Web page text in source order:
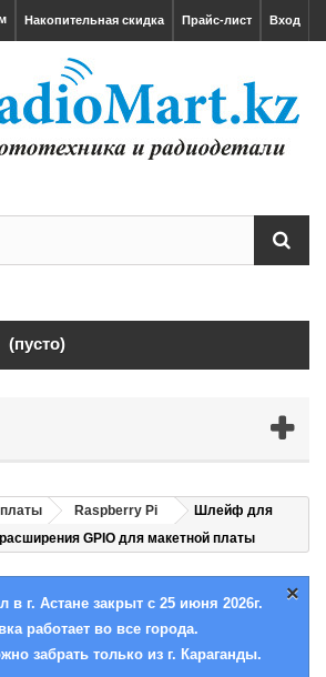
Вход
Прайс-лист
Накопительная скидка
(пусто)
Raspberry Pi
Шлейф для
GPIO для макетной платы
×
в г. Астане закрыт с 25 июня 2026г.
работает во все города.
забрать только из г. Караганды.